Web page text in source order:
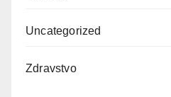
Uncategorized
Zdravstvo